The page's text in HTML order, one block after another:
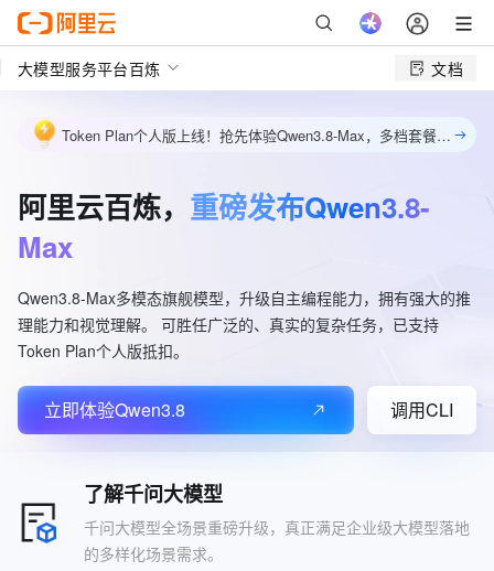
大模型服务平台百炼 文档
Token Plan个人版上线！抢先体验Qwen3.8-Max，多档套餐灵活选购，包月最低39元起。立即订阅
阿里云百炼， 重磅发布Qwen3.8-
Max
Qwen3.8-Max多模态旗舰模型，升级自主编程能力，拥有强大的推
理能力和视觉理解。 可胜任广泛的、真实的复杂任务，已支持
Token Plan个人版抵扣。
立即体验Qwen3.8 调用CLI
了解千问大模型
千问大模型全场景重磅升级，真正满足企业级大模型落地
的多样化场景需求。